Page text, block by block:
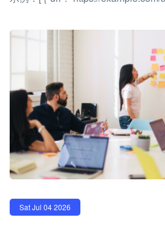
Sat Jul 04 2026